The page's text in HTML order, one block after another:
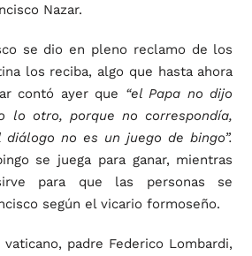
Nazar.
se dio en pleno reclamo de los
los reciba, algo que hasta ahora
contó ayer que “el Papa no dijo
lo otro, porque no correspondía,
no es un juego de bingo”.
se juega para ganar, mientras
para que las personas se
según el vicario formoseño.
padre Federico Lombardi,